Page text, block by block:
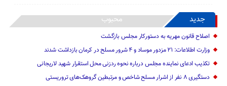
جدید محبوب
اصلاح قانون مهریه به دستورکار مجلس بازگشت
وزارت اطلاعات: ۲۱ مزدور موساد و ۴ شرور مسلح در کرمان بازداشت شدند
تکذیب ادعای نماینده مجلس درباره نحوه ردزنی محل استقرار شهید لاریجانی
دستگیری ۸ نفر از اشرار مسلح شاخص و مرتبطین گروهک‌های تروریستی